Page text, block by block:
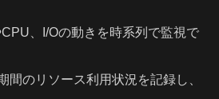
CPU、I/Oの動きを時系列で監視で
間のリソース利用状況を記録し、